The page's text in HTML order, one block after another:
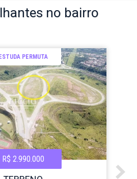
no bairro
PERMUTA
R$ 2.990.000